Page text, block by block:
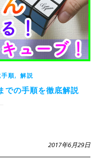
順,解説
での手順を徹底解説
2017年6月29日